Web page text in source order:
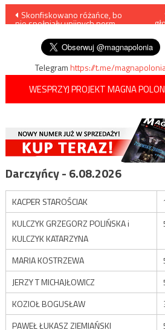
Nawigacja
wpisu
Skonfiskowano różańce, bo
nie spełniały unijnych norm
Telegramhttps://t.me/
WESPRZYJ PROJEKT MAGNA
Darczyńcy - 6.08.2026
KACPER STAROŚCIAK
KULCZYK GRZEGORZ POLIŃSKA i
KULCZYK KATARZYNA
MARIA KOSTRZEWA
JERZY T MICHAJŁOWICZ
KOZIOŁ BOGUSŁAW
PAWEŁ ŁUKASZ ZIEMIAŃSKI